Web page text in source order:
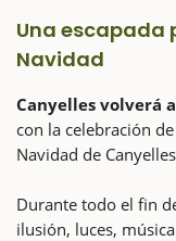
Una escapada
Navidad
Canyelles volverá
con la celebración
Navidad de
Durante todo el fin
ilusión, luces,